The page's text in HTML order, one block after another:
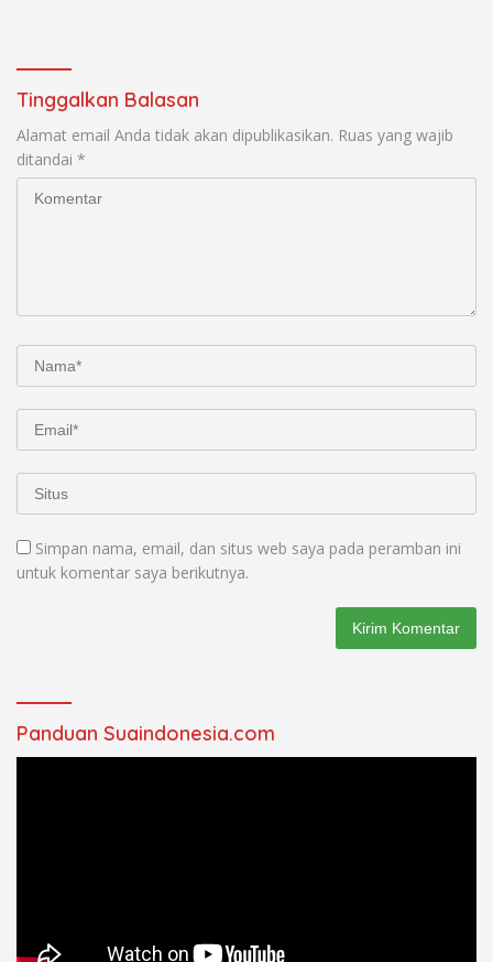
Tinggalkan Balasan
Alamat email Anda tidak akan dipublikasikan. Ruas yang wajib
ditandai *
Simpan nama, email, dan situs web saya pada peramban ini
untuk komentar saya berikutnya.
Panduan Suaindonesia.com